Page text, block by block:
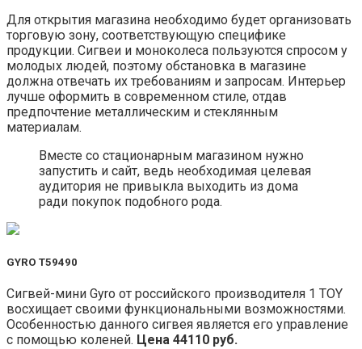
Для открытия магазина необходимо будет организовать
торговую зону, соответствующую специфике
продукции. Сигвеи и моноколеса пользуются спросом у
молодых людей, поэтому обстановка в магазине
должна отвечать их требованиям и запросам. Интерьер
лучше оформить в современном стиле, отдав
предпочтение металлическим и стеклянным
материалам.
Вместе со стационарным магазином нужно
запустить и сайт, ведь необходимая целевая
аудитория не привыкла выходить из дома
ради покупок подобного рода.
GYRO Т59490
Сигвей-мини Gyro от российского производителя 1 TOY
восхищает своими функциональными возможностями.
Особенностью данного сигвея является его управление
с помощью коленей. Цена 44110 руб.